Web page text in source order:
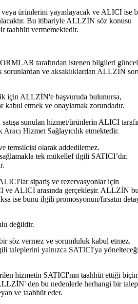
ürünlerini yayınlayacak ve ALICI ise
Bu itibariyle ALLZİN söz konusu
taahhüt vermemektedir.
tarafından istenen bilgileri
sorunlardan ve aksaklıklardan ALLZİN
için ALLZİN'e başvuruda bulunursa,
etmek ve onaylamak zorundadır.
sunulan hizmet/ürünlerin ALICI
Hizmet Sağlayıcılık etmektedir.
temsilcisi olarak addedilemez.
tek mükellef ilgili SATICI’dır.
sipariş ve rezervasyonlar için
ve ALICI arasında gerçekleşir. ALLZİN bu
ise bunu ilgili promosyonun/fırsatın
değildir.
söz vermez ve sorumluluk kabul etmez.
taleplerini yalnızca SATICI'ya
hizmetin SATICI'nın taahhüt ettiği
den bu nedenlerle herhangi bir
ve taahhüt eder.